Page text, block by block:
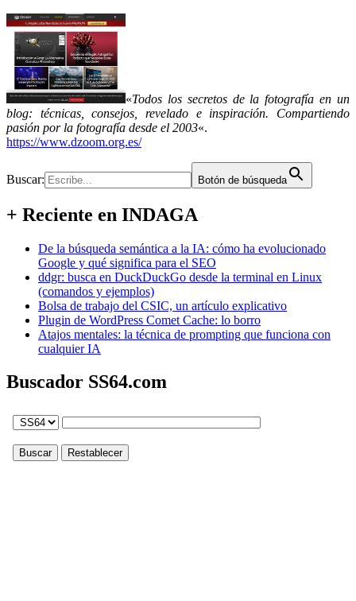
«Todos los secretos de la fotografía en un
blog: técnicas, consejos, revelado e inspiración. Compartiendo
pasión por la fotografía desde el 2003«.
https://www.dzoom.org.es/
Buscar: Botón de búsqueda
+ Reciente en INDAGA
De la búsqueda semántica a la IA: cómo ha evolucionado
Google y qué significa para el SEO
ddgr: busca en DuckDuckGo desde la terminal en Linux
(comandos y ejemplos)
Bolsa de trabajo del CSIC, un artículo explicativo
Plugin de WordPress Comet Cache: lo borro
Atajos mentales: la técnica de prompting que funciona con
cualquier IA
Buscador SS64.com